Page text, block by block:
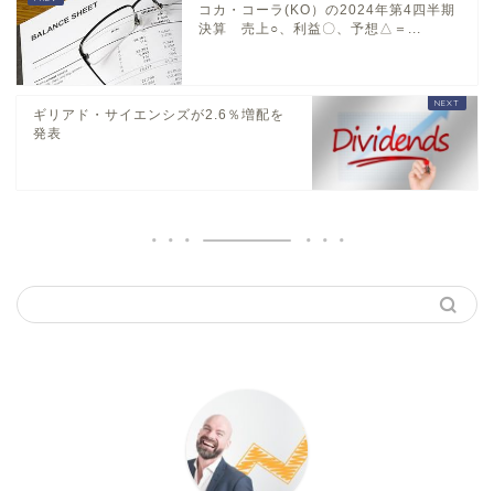
コカ・コーラ(KO）の2024年第4四半期
決算 売上○、利益〇、予想△＝...
ギリアド・サイエンシズが2.6％増配を
発表